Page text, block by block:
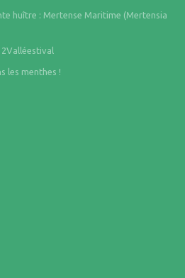
huître : Mertense Maritime (Mertensia
les menthes !